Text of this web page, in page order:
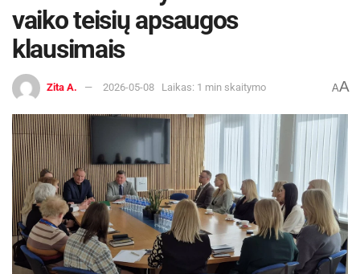
vaiko teisių apsaugos
klausimais
Zita A. 2026-05-08 Laikas: 1 min skaitymo AA